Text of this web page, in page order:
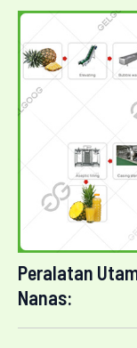
Peralatan
Nanas: